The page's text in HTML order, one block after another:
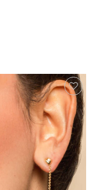
AUF DIE
WUNSCHLISTE